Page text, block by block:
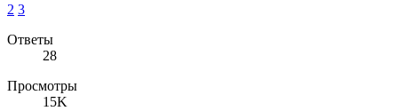
2 3
Ответы
28
Просмотры
15K